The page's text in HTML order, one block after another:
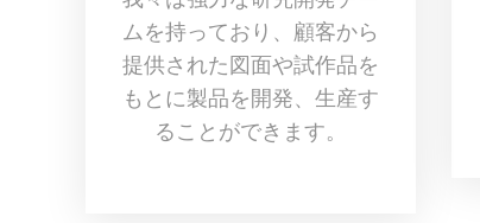
ムを持っており、顧客から
提供された図面や試作品を
もとに製品を開発、生産す
ることができます。